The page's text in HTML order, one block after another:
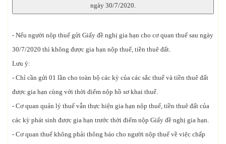
ngày 30/7/2020.
- Nếu người nộp thuế gửi Giấy đề nghị gia hạn cho cơ quan thuế sau ngày
30/7/2020 thì không được gia hạn nộp thuế, tiền thuê đất.
Lưu ý:
- Chỉ cần gửi 01 lần cho toàn bộ các kỳ của các sắc thuế và tiền thuê đất
được gia hạn cùng với thời điểm nộp hồ sơ khai thuế.
- Cơ quan quản lý thuế vẫn thực hiện gia hạn nộp thuế, tiền thuê đất của
các kỳ phát sinh được gia hạn trước thời điểm nộp Giấy đề nghị gia hạn.
- Cơ quan thuế không phải thông báo cho người nộp thuế về việc chấp